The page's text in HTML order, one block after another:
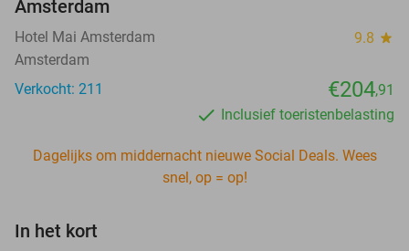
Amsterdam
Hotel Mai Amsterdam 9.8 star
Amsterdam
Verkocht: 211
€204,91
Inclusief toeristenbelasting
Dagelijks om middernacht nieuwe Social Deals. Wees
snel, op = op!
In het kort